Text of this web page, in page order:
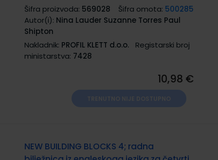
Šifra proizvoda: 569028 Šifra omota: 500285
Autor(i): Nina Lauder Suzanne Torres Paul
Shipton
Nakladnik: PROFIL KLETT d.o.o.
Registarski broj
ministarstva: 7428
10,98 €
NEW BUILDING BLOCKS 4; radna